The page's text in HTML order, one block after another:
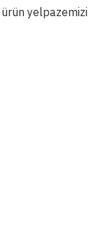
yelpazemizi